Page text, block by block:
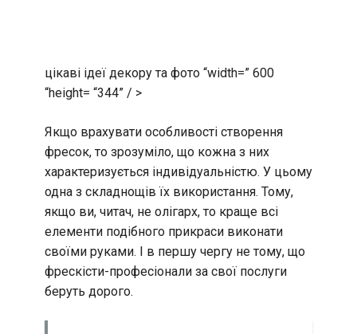
цікаві ідеї декору та фото “width=” 600
“height= “344” / >
Якщо врахувати особливості створення
фресок, то зрозуміло, що кожна з них
характеризується індивідуальністю. У цьому
одна з складнощів їх використання. Тому,
якщо ви, читач, не олігарх, то краще всі
елементи подібного прикраси виконати
своїми руками. І в першу чергу не тому, що
фрескісти-професіонали за свої послуги
беруть дорого.